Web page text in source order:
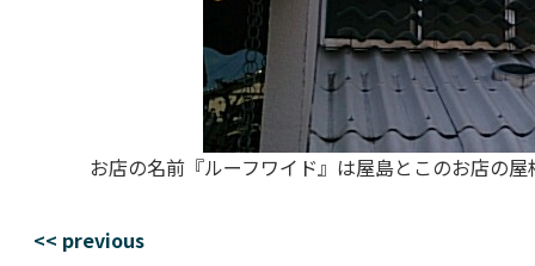
お店の名前『ルーフワイド』は屋島とこのお店の
<< previous